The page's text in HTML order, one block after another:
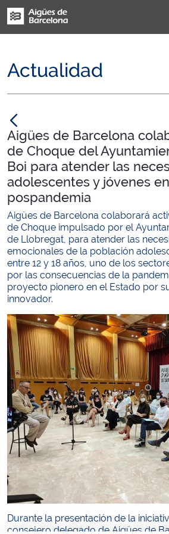
Actualidad
Aigües de Barcelona
de Choque del
Boi para atender las
adolescentes y jóvenes
pospandemia
Aigües de Barcelona colaborará
de Choque impulsado por el
de Llobregat, para atender las
emocionales de la población
entre 12 y 18 años, uno de los
por las consecuencias de la
proyecto pionero en el Estado por
innovador.
Durante la presentación de la
consejero delegado de Aigües de